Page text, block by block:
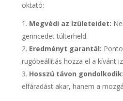
oktató:
Megvédi az ízületeidet:
gerincedet túlterheld.
Eredményt garantál:
rugóbeállítás hozza el a kívánt
Hosszú távon gondolkodik:
elfáradást akar, hanem a